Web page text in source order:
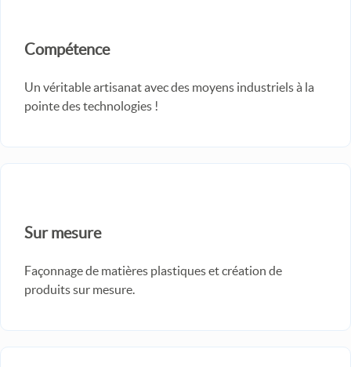
Compétence
Un véritable artisanat avec des moyens industriels à la
pointe des technologies !
Sur mesure
Façonnage de matières plastiques et création de
produits sur mesure.